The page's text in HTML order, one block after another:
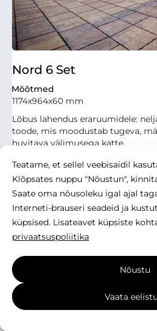
Teatame, et sellel veebisaidil
Klõpsates nuppu "Nõustun",
Saate oma nõusoleku igal ajal
Interneti-brauseri seadeid ja
küpsised. Lisateavet küpsiste
privaatsuspoliitika
Nõustu
Vaata
Nord 6 Set
Mõõtmed
1174x964x60 mm
Lõbus lahendus eraruumidele:
toode, mis moodustab tugeva,
huvitava välimusega katte.